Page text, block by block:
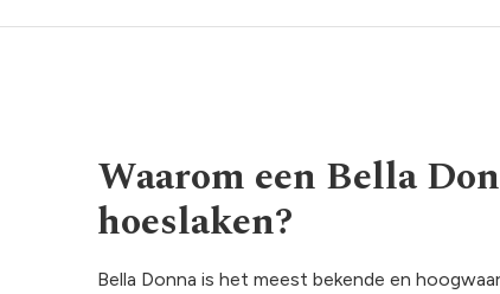
Waarom een Bella
hoeslaken?
Bella Donna is het meest bekende en